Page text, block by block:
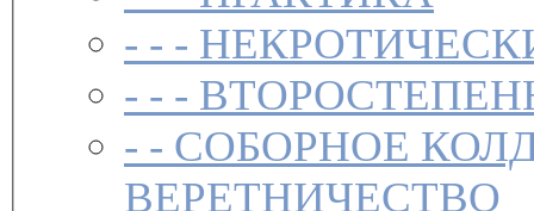
- - -
- - -
- - СОБОРНОЕ
ВЕРЕТНИЧЕСТВО